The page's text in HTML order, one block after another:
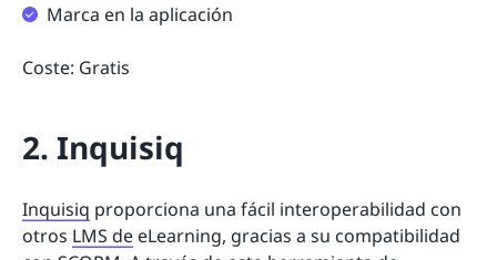
Marca en la aplicación
Coste: Gratis
2. Inquisiq
Inquisiq proporciona una fácil interoperabilidad con
otros LMS de eLearning, gracias a su compatibilidad